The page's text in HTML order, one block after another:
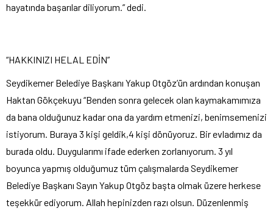
hayatında başarılar diliyorum.” dedi.
“HAKKINIZI HELAL EDİN”
Seydikemer Belediye Başkanı Yakup Otgöz’ün ardından konuşan
Haktan Gökçekuyu “Benden sonra gelecek olan kaymakamımıza
da bana olduğunuz kadar ona da yardım etmenizi, benimsemenizi
istiyorum. Buraya 3 kişi geldik,4 kişi dönüyoruz. Bir evladımız da
burada oldu. Duygularımı ifade ederken zorlanıyorum. 3 yıl
boyunca yapmış olduğumuz tüm çalışmalarda Seydikemer
Belediye Başkanı Sayın Yakup Otgöz başta olmak üzere herkese
teşekkür ediyorum. Allah hepinizden razı olsun. Düzenlenmiş